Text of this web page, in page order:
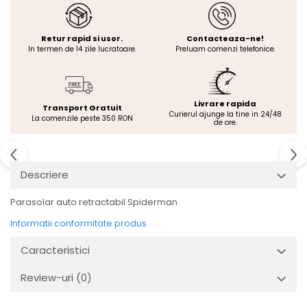
Retur rapid si usor.
In termen de 14 zile lucratoare.
Contacteaza-ne!
Preluam comenzi telefonice.
Transport Gratuit
La comenzile peste 350 RON
Livrare rapida
Curierul ajunge la tine in 24/48
de ore.
Descriere
Parasolar auto retractabil Spiderman
Informatii conformitate produs
Caracteristici
Review-uri (0)